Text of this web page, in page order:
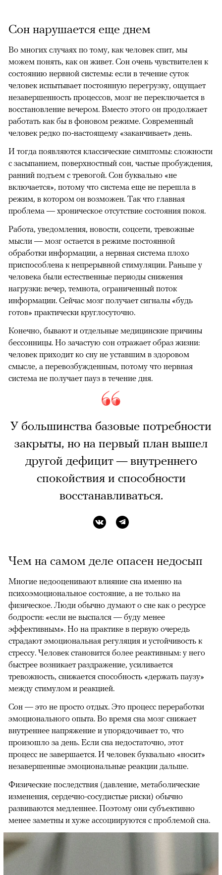
Сон нарушается еще днем
Во многих случаях по тому, как человек спит, мы
можем понять, как он живет. Сон очень чувствителен к
состоянию нервной системы: если в течение суток
человек испытывает постоянную перегрузку, ощущает
незавершенность процессов, мозг не переключается в
восстановление вечером. Вместо этого он продолжает
работать как бы в фоновом режиме. Современный
человек редко по-настоящему «заканчивает» день.
И тогда появляются классические симптомы: сложности
с засыпанием, поверхностный сон, частые пробуждения,
ранний подъем с тревогой. Сон буквально «‎не
включается»‎, потому что система еще не перешла в
режим, в котором он возможен. Так что главная
проблема — хроническое отсутствие состояния покоя.
Работа, уведомления, новости, соцсети, тревожные
мысли — мозг остается в режиме постоянной
обработки информации, а нервная система плохо
приспособлена к непрерывной стимуляции. Раньше у
человека были естественные периоды снижения
нагрузки: вечер, темнота, ограниченный поток
информации. Сейчас мозг получает сигналы «будь
готов» практически круглосуточно.
Конечно, бывают и отдельные медицинские причины
бессонницы. Но зачастую сон отражает образ жизни:
человек приходит ко сну не уставшим в здоровом
смысле, а перевозбужденным, потому что нервная
система не получает пауз в течение дня.
У большинства базовые потребности
закрыты, но на первый план вышел
другой дефицит — внутреннего
спокойствия и способности
восстанавливаться.
Чем на самом деле опасен недосып
Многие недооценивают влияние сна именно на
психоэмоциональное состояние, а не только на
физическое. Люди обычно думают о сне как о ресурсе
бодрости: «если не выспался — буду менее
эффективным». Но на практике в первую очередь
страдают эмоциональная регуляция и устойчивость к
стрессу. Человек становится более реактивным: у него
быстрее возникает раздражение, усиливается
тревожность, снижается способность «держать паузу»
между стимулом и реакцией.
Сон — это не просто отдых. Это процесс переработки
эмоционального опыта. Во время сна мозг снижает
внутреннее напряжение и упорядочивает то, что
произошло за день. Если сна недостаточно, этот
процесс не завершается. И человек буквально «носит»
незавершенные эмоциональные реакции дальше.
Физические последствия (давление, метаболические
изменения, сердечно-сосудистые риски) обычно
развиваются медленнее. Поэтому они субъективно
менее заметны и хуже ассоциируются с проблемой сна.